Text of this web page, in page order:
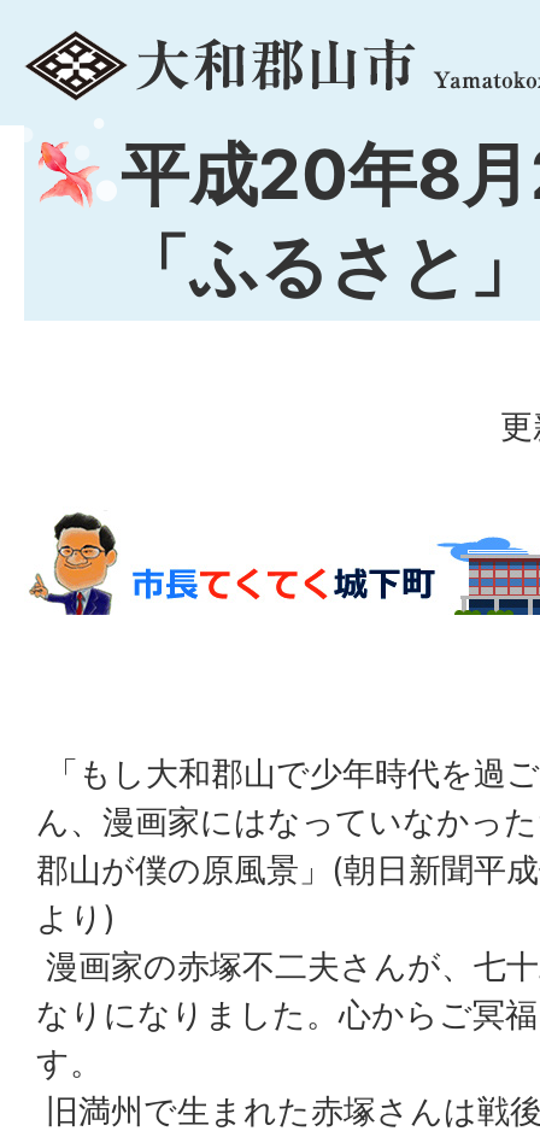
menu
平成20年8
「ふるさと」
「もし大和郡山で少年時代を過
ん、漫画家にはなっていなかっ
郡山が僕の原風景」(朝日新聞平
より)
漫画家の赤塚不二夫さんが、七
なりになりました。心からご冥
す。
旧満州で生まれた赤塚さんは戦